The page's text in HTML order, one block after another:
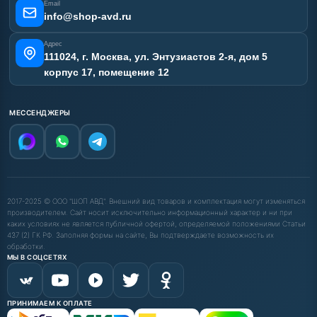
Карта сайта
Email
info@shop-avd.ru
Адрес
111024, г. Москва, ул. Энтузиастов 2-я, дом 5
корпус 17, помещение 12
МЕССЕНДЖЕРЫ
2017-2025 © ООО "ШОП АВД". Внешний вид товаров и комплектация могут изменяться
производителем. Сайт носит исключительно информационный характер и ни при
каких условиях не является публичной офертой, определяемой положениями Статьи
437 (2) ГК РФ. Заполняя формы на сайте, Вы подтверждаете возможность их
обработки.
МЫ В СОЦСЕТЯХ
ПРИНИМАЕМ К ОПЛАТЕ